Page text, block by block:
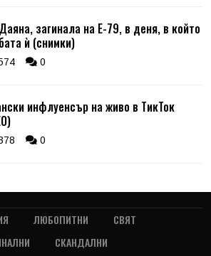
загинала на Е-79, в деня, в който
ѝ (снимки)
0
инфлуенсър на живо в ТикТок
0
ЛЮБОПИТНИ
СВЯТ
СКАНДАЛНИ